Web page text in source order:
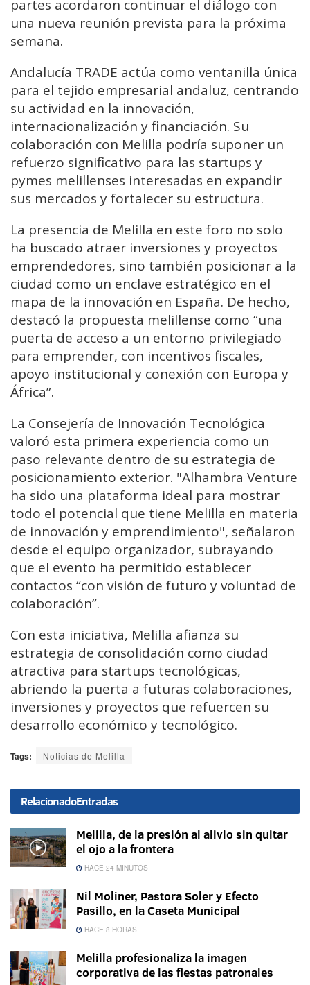
partes acordaron continuar el diálogo con
una nueva reunión prevista para la próxima
semana.
Andalucía TRADE actúa como ventanilla única
para el tejido empresarial andaluz, centrando
su actividad en la innovación,
internacionalización y financiación. Su
colaboración con Melilla podría suponer un
refuerzo significativo para las startups y
pymes melillenses interesadas en expandir
sus mercados y fortalecer su estructura.
La presencia de Melilla en este foro no solo
ha buscado atraer inversiones y proyectos
emprendedores, sino también posicionar a la
ciudad como un enclave estratégico en el
mapa de la innovación en España. De hecho,
destacó la propuesta melillense como “una
puerta de acceso a un entorno privilegiado
para emprender, con incentivos fiscales,
apoyo institucional y conexión con Europa y
África”.
La Consejería de Innovación Tecnológica
valoró esta primera experiencia como un
paso relevante dentro de su estrategia de
posicionamiento exterior. "Alhambra Venture
ha sido una plataforma ideal para mostrar
todo el potencial que tiene Melilla en materia
de innovación y emprendimiento", señalaron
desde el equipo organizador, subrayando
que el evento ha permitido establecer
contactos “con visión de futuro y voluntad de
colaboración”.
Con esta iniciativa, Melilla afianza su
estrategia de consolidación como ciudad
atractiva para startups tecnológicas,
abriendo la puerta a futuras colaboraciones,
inversiones y proyectos que refuercen su
desarrollo económico y tecnológico.
Tags: Noticias de Melilla
RelacionadoEntradas
Melilla, de la presión al alivio sin quitar
el ojo a la frontera
HACE 24 MINUTOS
Nil Moliner, Pastora Soler y Efecto
Pasillo, en la Caseta Municipal
HACE 8 HORAS
Melilla profesionaliza la imagen
corporativa de las fiestas patronales